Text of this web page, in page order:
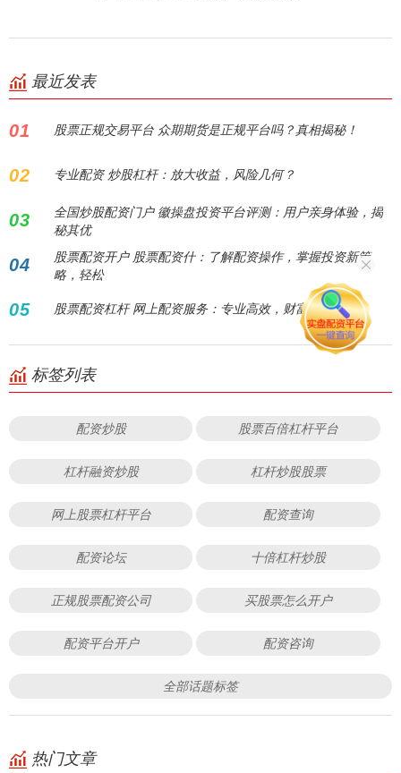
最近发表
01 股票正规交易平台 众期期货是正规平台吗？真相揭秘！
02 专业配资 炒股杠杆：放大收益，风险几何？
03
全国炒股配资门户 徽操盘投资平台评测：用户亲身体验，揭
秘其优
04
股票配资开户 股票配资什：了解配资操作，掌握投资新策
略，轻松
05 股票配资杠杆 网上配资服务：专业高效，财富倍增
标签列表
配资炒股 股票百倍杠杆平台
杠杆融资炒股 杠杆炒股股票
网上股票杠杆平台 配资查询
配资论坛 十倍杠杆炒股
正规股票配资公司 买股票怎么开户
配资平台开户 配资咨询
全部话题标签
热门文章